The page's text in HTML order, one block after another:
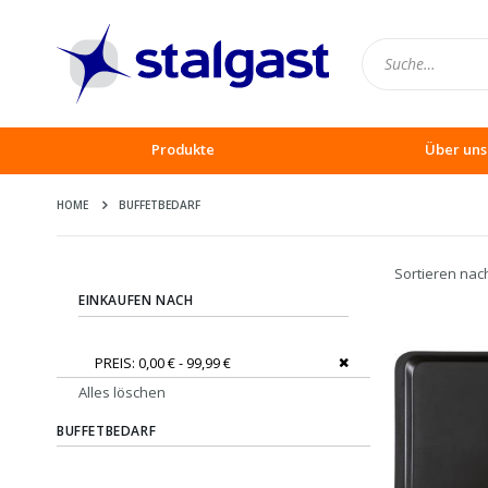
Produkte Über uns
HOME BUFFETBEDARF
Sortieren
EINKAUFEN NACH
PREIS 0,00 € - 99,99 €
Dies entfernen
Alles löschen
BUFFETBEDARF